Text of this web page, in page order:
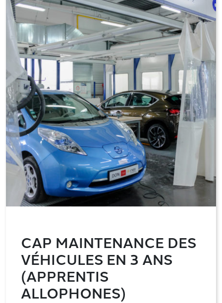
CAP MAINTENANCE DES
VÉHICULES EN 3 ANS
(APPRENTIS
ALLOPHONES)